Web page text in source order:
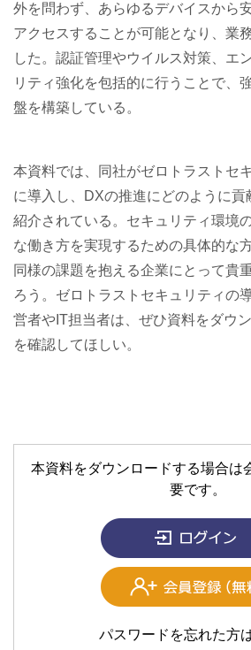
外を問わず、あらゆるデバイスから
アクセスすることが可能となり、業
した。認証管理やウイルス対策、エ
リティ強化を包括的に行うことで、
盤を構築している。
本資料では、同社がゼロトラストセ
に導入し、DXの推進にどのように貢
紹介されている。セキュリティ環境
な働き方を実現するための具体的な
同様の課題を抱える企業にとって貴
ろう。ゼロトラストセキュリティの
営者やIT担当者は、ぜひ資料をダウ
を確認してほしい。
本資料をダウンロードする場合は
要です。
パスワードを忘れた方